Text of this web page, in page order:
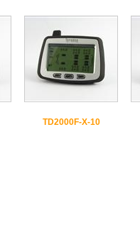
TD2000F-X-10